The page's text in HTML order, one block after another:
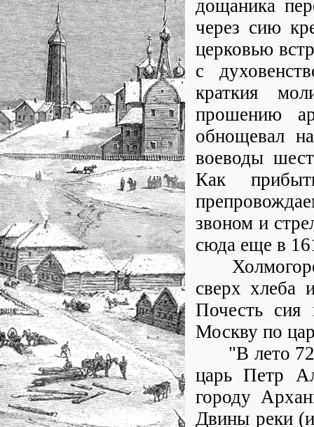
дощаника
через сию
церковью
с
краткия
прошению
обнощевал
воеводы
Как
звоном и
сюда еще в
сверх хлеба
Почесть сия
Москву по
"В лето
царь Петр
городу
Двины реки